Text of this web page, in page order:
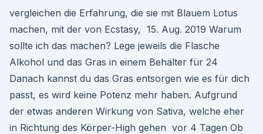
vergleichen die Erfahrung, die sie mit Blauem Lotus
machen, mit der von Ecstasy, 15. Aug. 2019 Warum
sollte ich das machen? Lege jeweils die Flasche
Alkohol und das Gras in einem Behälter für 24
Danach kannst du das Gras entsorgen wie es für dich
passt, es wird keine Potenz mehr haben. Aufgrund
der etwas anderen Wirkung von Sativa, welche eher
in Richtung des Körper-High gehen vor 4 Tagen Ob